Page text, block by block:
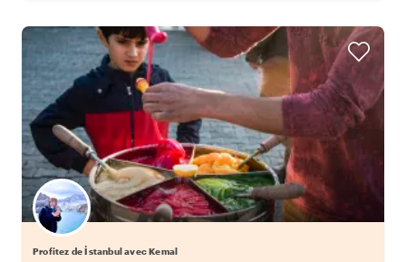
Profitez de İstanbul avec Kemal